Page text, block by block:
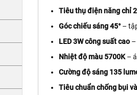
Tiêu thụ điện năng chỉ
Góc chiếu sáng 45°–
LED 3W công suất cao–
Nhiệt độ màu 5700K–
Cường độ sáng 135
Tiêu chuẩn chống bụi